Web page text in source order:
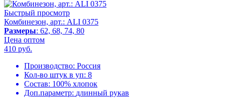
Быстрый просмотр
Комбинезон, арт.: ALI 0375
Размеры: 62, 68, 74, 80
Цена оптом
410 руб.
Производство: Россия
Кол-во штук в уп: 8
Состав: 100% хлопок
Доп.параметр: длинный рукав